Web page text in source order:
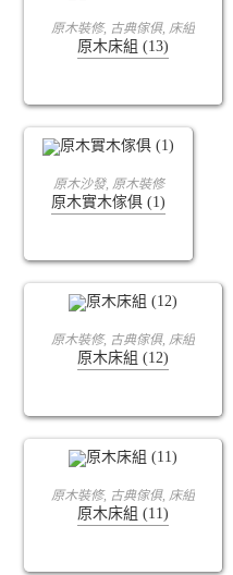
查看內容
原木裝修, 古典傢俱, 床組
原木床組 (13)
查看內容
原木沙發, 原木裝修
原木實木傢俱 (1)
查看內容
原木裝修, 古典傢俱, 床組
原木床組 (12)
查看內容
原木裝修, 古典傢俱, 床組
原木床組 (11)